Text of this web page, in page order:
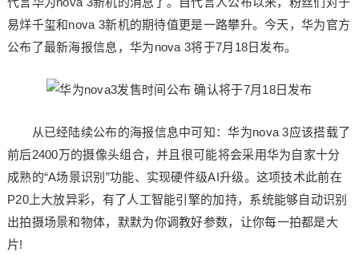
易烊千玺和nova 3新机的期待值更是一路攀升。今天，华为官方
公布了最新海报信息，华为nova 3将于7月18日发布。
从已经陆续公布的海报信息中可知：华为nova 3应该搭载了
前后2400万的摄像头组合，并且很可能将会采用华为自家十分
成熟的“A场景识别”功能、实现硬件级AI升级。这项技术此前在
P20上大放异彩，有了人工智能引擎的加持，系统能够自动识别
出拍摄场景和物体，默默为你调教好参数，让你每一拍都是大
片!